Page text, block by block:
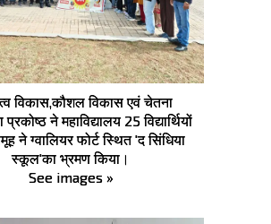
विकास,कौशल विकास एवं चेतना
ने महाविद्यालय 25 विद्यार्थियों
ने ग्वालियर फोर्ट स्थित 'द सिंधिया
स्कूल'का भ्रमण किया।
See images »